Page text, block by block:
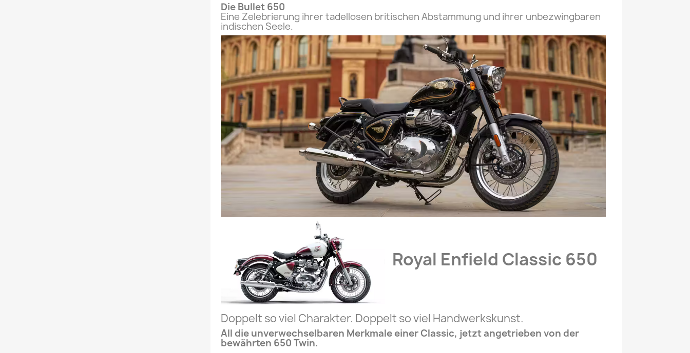
Die Bullet 650
Eine Zelebrierung ihrer tadellosen britischen Abstammung und ihrer unbezwingbaren
indischen Seele.
Royal Enfield Classic 650
Doppelt so viel Charakter. Doppelt so viel Handwerkskunst.
All die unverwechselbaren Merkmale einer Classic, jetzt angetrieben von der
bewährten 650 Twin.